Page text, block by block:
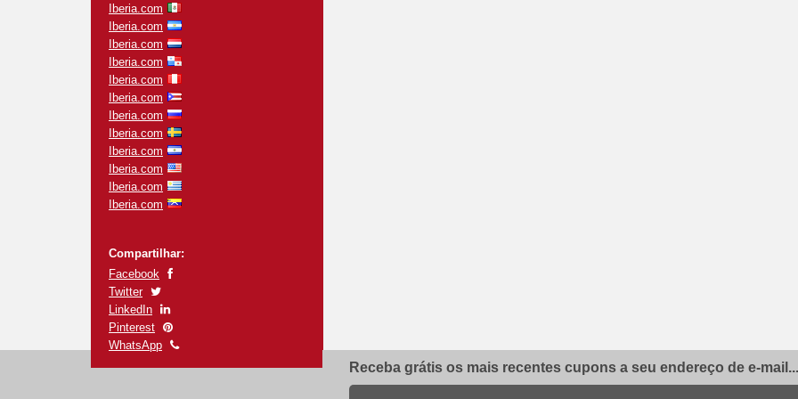
Iberia.com
Iberia.com
Iberia.com
Iberia.com
Iberia.com
Iberia.com
Iberia.com
Iberia.com
Iberia.com
Iberia.com
Iberia.com
Iberia.com
Compartilhar:
Facebook
Twitter
LinkedIn
Pinterest
WhatsApp
Receba grátis os mais recentes cupons a seu endereço de e-mail...